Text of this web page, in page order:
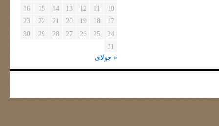
10
11
12
13
14
15
16
17
18
19
20
21
22
23
24
25
26
27
28
29
30
31
« جولای